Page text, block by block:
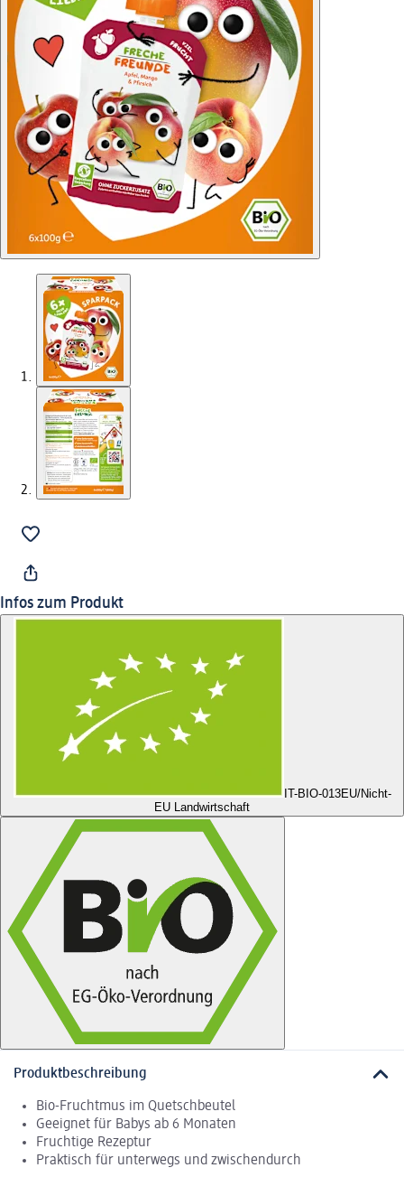
Infos zum Produkt
IT-BIO-013EU/Nicht-
EU Landwirtschaft
Produktbeschreibung
Bio-Fruchtmus im Quetschbeutel
Geeignet für Babys ab 6 Monaten
Fruchtige Rezeptur
Praktisch für unterwegs und zwischendurch